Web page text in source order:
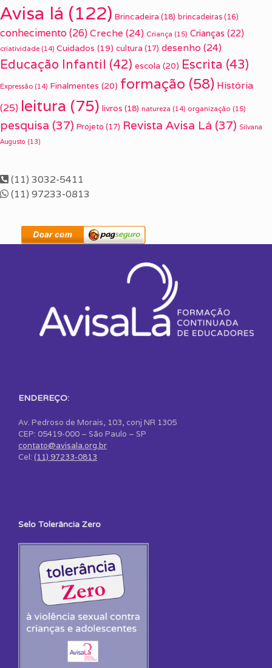
Avisa lá (122) Brincadeira (18) brincadeiras (16)
conhecimento(26) Creche (24) Criança (15) Crianças (22)
criatividade (14) Cuidados (19) cultura (17) desenho (24)
Educação Infantil (42) escola (20) Escrita (43)
Expressão (14) Finalmentes (20) formação (58) História
(25) leitura (75) livros (18) natureza (14) organização (15)
pesquisa (37) Projeto (17) Revista Avisa Lá (37) Silvana
Augusto (13)
(11) 3032-5411
(11) 97233-0813
ENDEREÇO:
Av. Pedroso de Morais, 103, conj NR 1305
CEP: 05419-000 – São Paulo – SP
contato@avisala.org.br
Cel: (11) 97233-0813
Selo Tolerância Zero